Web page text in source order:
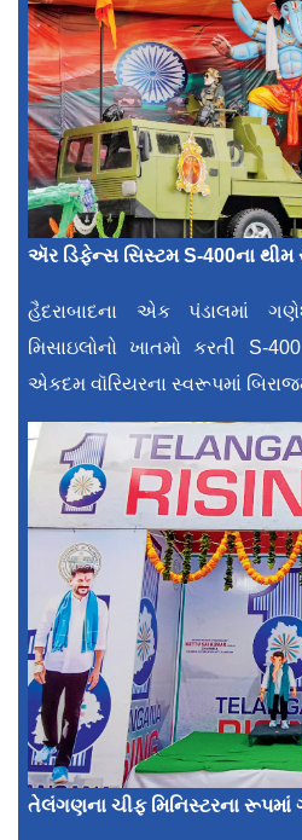
ઍર ડિફેન્સ સિસ્ટમ S-400ના થીમ
હૈદરાબાદના એક પંડાલમાં
મિસાઇલોનો ખાતમો કરતી S-
એકદમ વૉરિયરના સ્વરૂપમાં
તેલંગણના ચીફ મિનિસ્ટરના